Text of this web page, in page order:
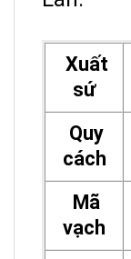
Xuất
sứ
Quy
cách
Mã
vạch